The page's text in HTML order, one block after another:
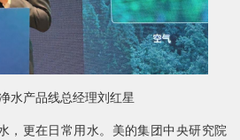
水产品线总经理刘红星
更在日常用水。美的集团中央研究院